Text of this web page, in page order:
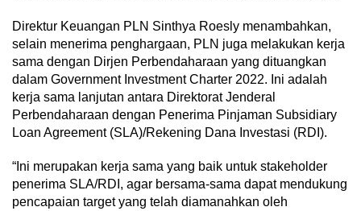
Direktur Keuangan PLN Sinthya Roesly menambahkan,
selain menerima penghargaan, PLN juga melakukan kerja
sama dengan Dirjen Perbendaharaan yang dituangkan
dalam Government Investment Charter 2022. Ini adalah
kerja sama lanjutan antara Direktorat Jenderal
Perbendaharaan dengan Penerima Pinjaman Subsidiary
Loan Agreement (SLA)/Rekening Dana Investasi (RDI).
“Ini merupakan kerja sama yang baik untuk stakeholder
penerima SLA/RDI, agar bersama-sama dapat mendukung
pencapaian target yang telah diamanahkan oleh